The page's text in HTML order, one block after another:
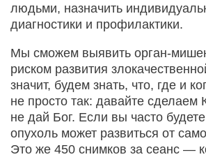
людьми, назначить
диагностики и профилактики.
Мы сможем выявить орган-
риском развития
значит, будем знать, что, где и
не просто так: давайте сделаем
не дай Бог. Если вы часто
опухоль может развиться от
Это же 450 снимков за сеанс —